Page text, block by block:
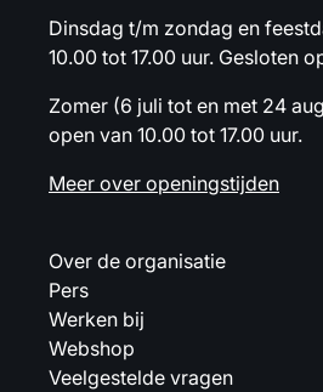
Dinsdag t/m zondag en
10.00 tot 17.00 uur. Gesloten
Zomer (6 juli tot en met 24
open van 10.00 tot 17.00 uur.
Meer over openingstijden
Over de organisatie
Pers
Werken bij
Webshop
Veelgestelde vragen